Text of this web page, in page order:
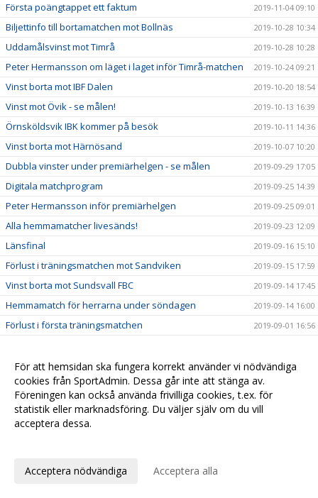
Första poängtappet ett faktum 2019-11-04 09:10
Biljettinfo till bortamatchen mot Bollnäs 2019-10-28 10:34
Uddamålsvinst mot Timrå 2019-10-28 10:28
Peter Hermansson om läget i laget inför Timrå-matchen 2019-10-24 09:21
Vinst borta mot IBF Dalen 2019-10-20 18:54
Vinst mot Övik - se målen! 2019-10-13 16:39
Örnsköldsvik IBK kommer på besök 2019-10-11 14:36
Vinst borta mot Härnösand 2019-10-07 10:20
Dubbla vinster under premiärhelgen - se målen 2019-09-29 17:05
Digitala matchprogram 2019-09-25 14:39
Peter Hermansson inför premiärhelgen 2019-09-25 09:01
Alla hemmamatcher livesänds! 2019-09-23 12:09
Länsfinal 2019-09-16 15:10
Förlust i träningsmatchen mot Sandviken 2019-09-15 17:59
Vinst borta mot Sundsvall FBC 2019-09-14 17:45
Hemmamatch för herrarna under söndagen 2019-09-14 16:00
Förlust i första träningsmatchen 2019-09-01 16:56
Tränare klara för herrlaget 2019-06-26 10:01
David Persson klar för nästa säsong 2019-05-29 11:13
Elias Slagbrand Nyqvist klar för H/B 2019-05-23 20:12
Simon Bergström vinkar adjö
Forward klar för Hudik/Björkberg
För att hemsidan ska fungera korrekt använder vi nödvändiga
cookies från SportAdmin. Dessa går inte att stänga av.
Föreningen kan också använda frivilliga cookies, t.ex. för
statistik eller marknadsföring. Du väljer själv om du vill
acceptera dessa.
Acceptera nödvändiga Acceptera alla